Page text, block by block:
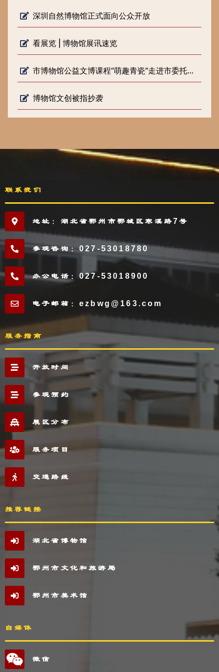
深圳自然博物馆正式面向公众开放
看展览 | 博物馆展讯速览
市博物馆公益文博课程“萌趣青瓷”走进市委托管课堂
博物馆文创被指抄袭
联系我们
地址：湖北省鄂州市鄂城区寒溪路7号
参观咨询：027-53018780
办公电话：027-53018900
电子邮箱：ezbwg@163.com
服务指南
开放时间
参观预约
展区分布
服务项目
交通路线
推荐链接
湖北省博物馆
鄂州市文化和旅游局
鄂州市美术馆
自媒体
微信